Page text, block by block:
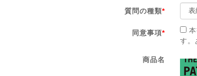
質問の種類*
同意事項*
本
す。
商品名